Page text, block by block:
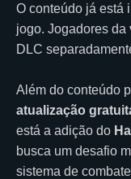
O conteúdo já está
jogo. Jogadores
DLC
Além do conteúdo
atualização
está a adição do
busca um desafio
sistema de